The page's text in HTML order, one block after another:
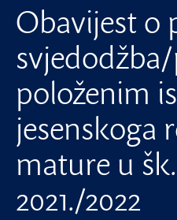
Obavijest o
položenim
jesenskoga
mature u
2021./2022